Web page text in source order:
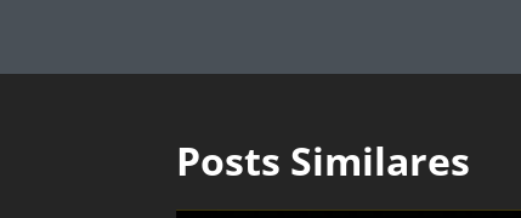
Posts Similares